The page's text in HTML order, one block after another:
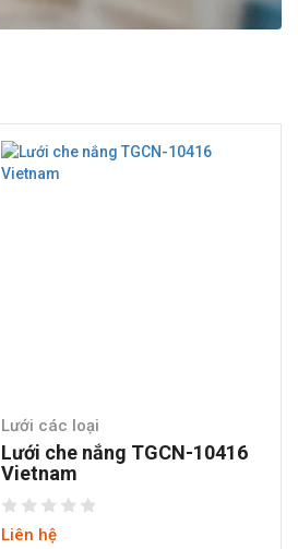
Lưới các loại
Lưới che nắng TGCN-10416
Vietnam
Liên hệ